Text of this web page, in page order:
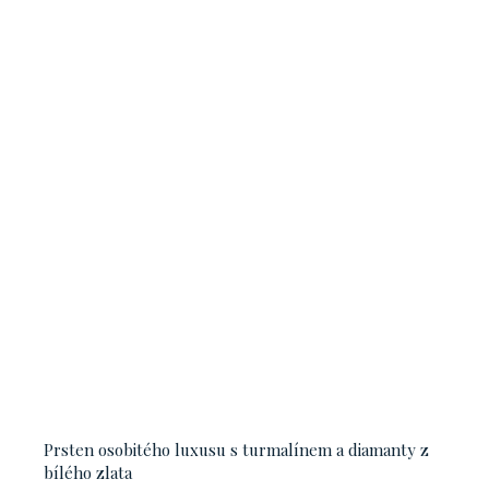
Prsten osobitého luxusu s turmalínem a diamanty z
bílého zlata